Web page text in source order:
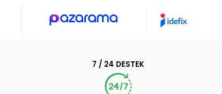
7 / 24 DESTEK